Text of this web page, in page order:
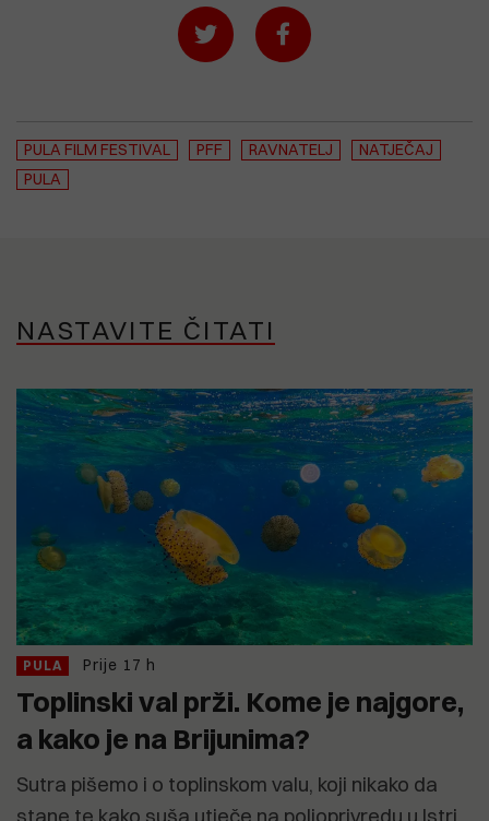
PULA FILM FESTIVAL PFF RAVNATELJ
NATJEČAJ
PULA
NASTAVITE ČITATI
PULA Prije 17 h
Toplinski val prži. Kome je najgore,
a kako je na Brijunima?
Sutra pišemo i o toplinskom valu, koji nikako da